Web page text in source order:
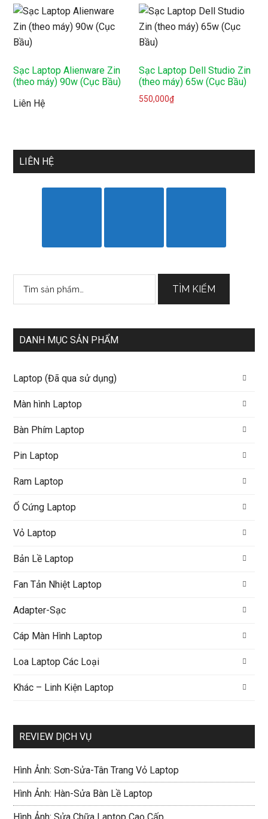
Sạc Laptop Alienware Zin
(theo máy) 90w (Cục Bầu)
Liên Hệ
Sạc Laptop Dell Studio Zin
(theo máy) 65w (Cục Bầu)
550,000₫
LIÊN HỆ
TÌM KIẾM
DANH MỤC SẢN PHẨM
Laptop (Đã qua sử dụng)
Màn hình Laptop
Bàn Phím Laptop
Pin Laptop
Ram Laptop
Ổ Cứng Laptop
Vỏ Laptop
Bản Lề Laptop
Fan Tản Nhiệt Laptop
Adapter-Sạc
Cáp Màn Hình Laptop
Loa Laptop Các Loại
Khác – Linh Kiện Laptop
REVIEW DỊCH VỤ
Hình Ảnh: Sơn-Sửa-Tân Trang Vỏ Laptop
Hình Ảnh: Hàn-Sửa Bàn Lề Laptop